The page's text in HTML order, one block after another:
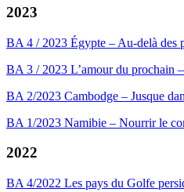
2023
BA 4 / 2023 Égypte – Au-delà des
BA 3 / 2023 L’amour du prochain
BA 2/2023 Cambodge – Jusque
BA 1/2023 Namibie – Nourrir le
2022
BA 4/2022 Les pays du Golfe